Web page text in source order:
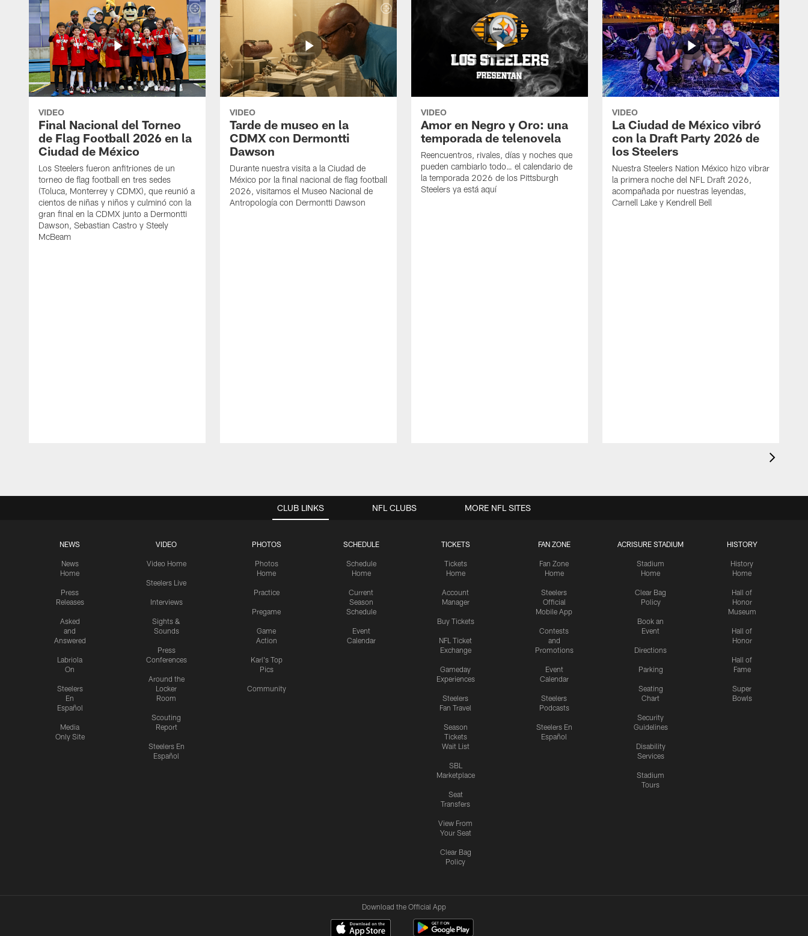
VIDEO
Final Nacional del Torneo
de Flag Football 2026 en la
Ciudad de México
Los Steelers fueron anfitriones de un
torneo de flag football en tres sedes
(Toluca, Monterrey y CDMX), que reunió a
cientos de niñas y niños y culminó con la
gran final en la CDMX junto a Dermontti
Dawson, Sebastian Castro y Steely
McBeam
VIDEO
Tarde de museo en la
CDMX con Dermontti
Dawson
Durante nuestra visita a la Ciudad de
México por la final nacional de flag football
2026, visitamos el Museo Nacional de
Antropología con Dermontti Dawson
VIDEO
Amor en Negro y Oro: una
temporada de telenovela
Reencuentros, rivales, días y noches que
pueden cambiarlo todo… el calendario de
la temporada 2026 de los Pittsburgh
Steelers ya está aquí
VIDEO
La Ciudad de México vibró
con la Draft Party 2026 de
los Steelers
Nuestra Steelers Nation México hizo vibrar
la primera noche del NFL Draft 2026,
acompañada por nuestras leyendas,
Carnell Lake y Kendrell Bell
CLUB LINKS
NEWS
News
Home
Press
Releases
Asked
and
Answered
Labriola
On
Steelers
En
Español
Media
Only Site
VIDEO
Video Home
Steelers Live
Interviews
Sights &
Sounds
Press
Conferences
Around the
Locker
Room
Scouting
Report
Steelers En
Español
PHOTOS
Photos
Home
Practice
Pregame
Game
Action
Karl's Top
Pics
Community
SCHEDULE
Schedule
Home
Current
Season
Schedule
Event
Calendar
TICKETS
Tickets
Home
Account
Manager
Buy Tickets
NFL Ticket
Exchange
Gameday
Experiences
Steelers
Fan Travel
Season
Tickets
Wait List
SBL
Marketplace
Seat
Transfers
View From
Your Seat
Clear Bag
Policy
FAN ZONE
Fan Zone
Home
Steelers
Official
Mobile App
Contests
and
Promotions
Event
Calendar
Steelers
Podcasts
Steelers En
Español
ACRISURE STADIUM
Stadium
Home
Clear Bag
Policy
Book an
Event
Directions
Parking
Seating
Chart
Security
Guidelines
Disability
Services
Stadium
Tours
HISTORY
History
Home
Hall of
Honor
Museum
Hall of
Honor
Hall of
Fame
Super
Bowls
NFL CLUBS MORE NFL SITES
Download the Official App